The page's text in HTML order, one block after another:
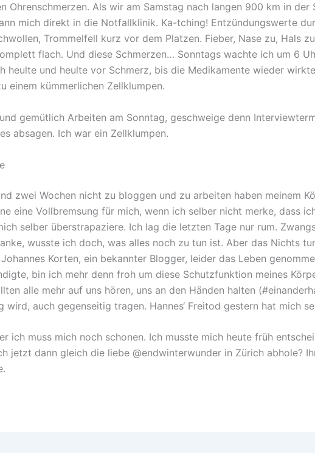
Ohrenschmerzen. Als wir am Samstag nach langen 900 km in der
mich direkt in die Notfallklinik. Ka-tching! Entzündungswerte
Trommelfell kurz vor dem Platzen. Fieber, Nase zu, Hals
flach. Und diese Schmerzen… Sonntags wachte ich um 6
heulte und heulte vor Schmerz, bis die Medikamente wieder
einem kümmerlichen Zellklumpen.
gemütlich Arbeiten am Sonntag, geschweige denn
absagen. Ich war ein Zellklumpen.
zwei Wochen nicht zu bloggen und zu arbeiten haben meinem
eine Vollbremsung für mich, wenn ich selber nicht merke, dass
selber überstrapaziere. Ich lag die letzten Tage nur rum.
wusste ich doch, was alles noch zu tun ist. Aber das Nichts
Korten, ein bekannter Blogger, leider das Leben
bin ich mehr denn froh um diese Schutzfunktion meines
alle mehr auf uns hören, uns an den Händen halten
wird, auch gegenseitig tragen. Hannes‘ Freitod gestern hat mich
ich muss mich noch schonen. Ich musste mich heute früh
jetzt dann gleich die liebe @endwinterwunder in Zürich abhole?